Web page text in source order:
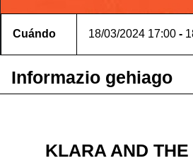
Cuándo 18/03/2024 17:00 -
Informazio gehiago
KLARA AND THE